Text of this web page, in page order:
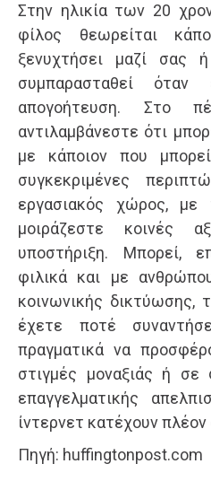
Στην ηλικία των 20
φίλος θεωρείται
ξενυχτήσει μαζί σας
συμπαρασταθεί
απογοήτευση. Στο
αντιλαμβάνεστε ότι
με κάποιον που
συγκεκριμένες
εργασιακός χώρος, με
μοιράζεστε κοινές
υποστήριξη. Μπορεί,
φιλικά και με
κοινωνικής δικτύωσης,
έχετε ποτέ
πραγματικά να
στιγμές μοναξιάς ή
επαγγελματικής
ίντερνετ κατέχουν
Πηγή: huffingtonpost.com